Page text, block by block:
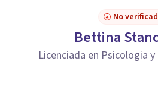
No
Bettina
Licenciada en Psicologia